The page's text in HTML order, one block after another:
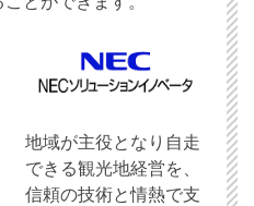
地域が主役となり自走
できる観光地経営を、
信頼の技術と情熱で支